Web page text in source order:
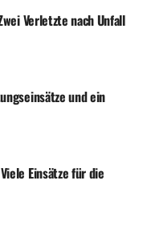
für
Verletzte nach Unfall
und ein
Einsätze für die